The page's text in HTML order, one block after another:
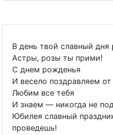
В день твой славный дня
Астры, розы ты прими!
С днем рожденья
И весело поздравляем
Любим все тебя
И знаем — никогда не
Юбилея славный
проведешь!